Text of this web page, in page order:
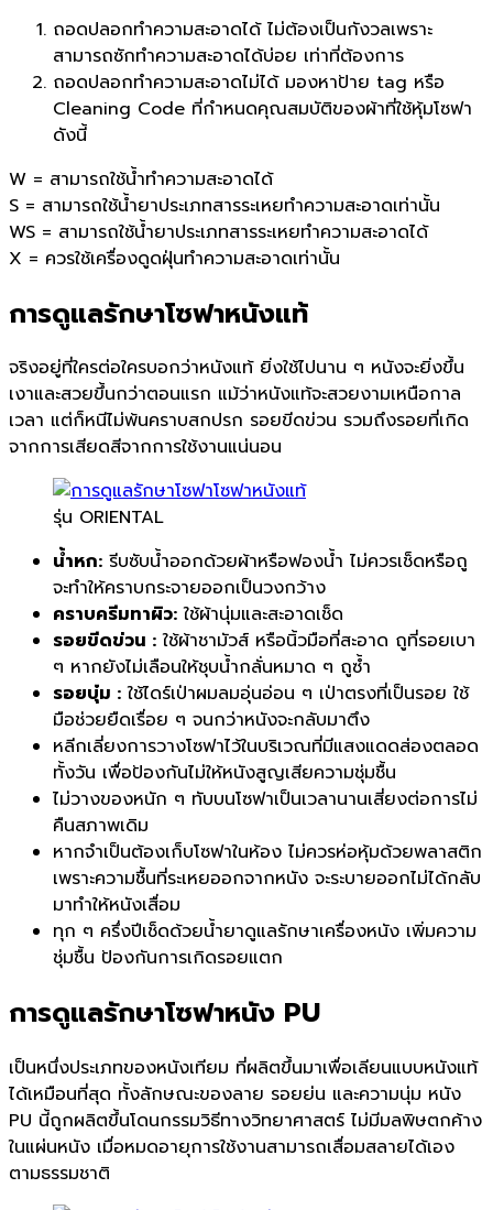
ถอดปลอกทำความสะอาดได้ ไม่ต้องเป็นกังวลเพราะ
สามารถซักทำความสะอาดได้บ่อย เท่าที่ต้องการ
ถอดปลอกทำความสะอาดไม่ได้ มองหาป้าย tag หรือ
Cleaning Code ที่กำหนดคุณสมบัติของผ้าที่ใช้หุ้มโซฟา
ดังนี้
W = สามารถใช้น้ำทำความสะอาดได้
S = สามารถใช้น้ำยาประเภทสารระเหยทำความสะอาดเท่านั้น
WS = สามารถใช้น้ำยาประเภทสารระเหยทำความสะอาดได้
X = ควรใช้เครื่องดูดฝุ่นทำความสะอาดเท่านั้น
การดูแลรักษาโซฟาหนังแท้
จริงอยู่ที่ใครต่อใครบอกว่าหนังแท้ ยิ่งใช้ไปนาน ๆ หนังจะยิ่งขึ้น
เงาและสวยขึ้นกว่าตอนแรก แม้ว่าหนังแท้จะสวยงามเหนือกาล
เวลา แต่ก็หนีไม่พ้นคราบสกปรก รอยขีดข่วน รวมถึงรอยที่เกิด
จากการเสียดสีจากการใช้งานแน่นอน
รุ่น ORIENTAL
น้ำหก: รีบซับน้ำออกด้วยผ้าหรือฟองน้ำ ไม่ควรเช็ดหรือถู
จะทำให้คราบกระจายออกเป็นวงกว้าง
คราบครีมทาผิว: ใช้ผ้านุ่มและสะอาดเช็ด
รอยขีดข่วน : ใช้ผ้าชามัวส์ หรือนิ้วมือที่สะอาด ถูที่รอยเบา
ๆ หากยังไม่เลือนให้ชุบน้ำกลั่นหมาด ๆ ถูซ้ำ
รอยบุ๋ม : ใช้ไดร์เป่าผมลมอุ่นอ่อน ๆ เป่าตรงที่เป็นรอย ใช้
มือช่วยยืดเรื่อย ๆ จนกว่าหนังจะกลับมาตึง
หลีกเลี่ยงการวางโซฟาไว้ในบริเวณที่มีแสงแดดส่องตลอด
ทั้งวัน เพื่อป้องกันไม่ให้หนังสูญเสียความชุ่มชื้น
ไม่วางของหนัก ๆ ทับบนโซฟาเป็นเวลานานเสี่ยงต่อการไม่
คืนสภาพเดิม
หากจำเป็นต้องเก็บโซฟาในห้อง ไม่ควรห่อหุ้มด้วยพลาสติก
เพราะความชื้นที่ระเหยออกจากหนัง จะระบายออกไม่ได้กลับ
มาทำให้หนังเสื่อม
ทุก ๆ ครึ่งปีเช็ดด้วยน้ำยาดูแลรักษาเครื่องหนัง เพิ่มความ
ชุ่มชื้น ป้องกันการเกิดรอยแตก
การดูแลรักษาโซฟาหนัง PU
เป็นหนึ่งประเภทของหนังเทียม ที่ผลิตขึ้นมาเพื่อเลียนแบบหนังแท้
ได้เหมือนที่สุด ทั้งลักษณะของลาย รอยย่น และความนุ่ม หนัง
PU นี้ถูกผลิตขึ้นโดนกรรมวิธีทางวิทยาศาสตร์ ไม่มีมลพิษตกค้าง
ในแผ่นหนัง เมื่อหมดอายุการใช้งานสามารถเสื่อมสลายได้เอง
ตามธรรมชาติ